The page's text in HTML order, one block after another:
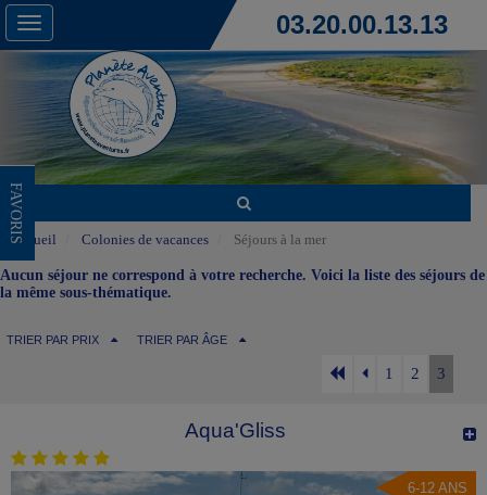
Toggle
navigation
03.20.00.13.13
FAVORIS
Accueil Colonies de vacances Séjours à la mer
Aucun séjour ne correspond à votre recherche. Voici la liste des séjours de
la même sous-thématique.
TRIER PAR PRIX TRIER PAR ÂGE
1 2 3
Aqua'Gliss
6-12 ANS